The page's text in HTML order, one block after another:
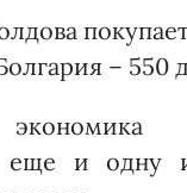
– 550
еще и